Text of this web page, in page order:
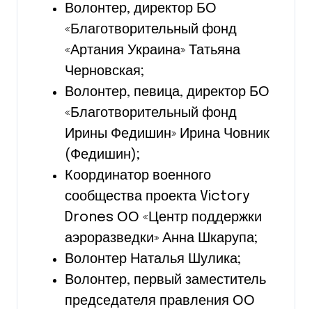
Волонтер, директор БО
«Благотворительный фонд
«Артания Украина» Татьяна
Черновская;
Волонтер, певица, директор БО
«Благотворительный фонд
Ирины Федишин» Ирина Човник
(Федишин);
Координатор военного
сообщества проекта Victory
Drones ОО «Центр поддержки
аэроразведки» Анна Шкарупа;
Волонтер Наталья Шулика;
Волонтер, первый заместитель
председателя правления ОО